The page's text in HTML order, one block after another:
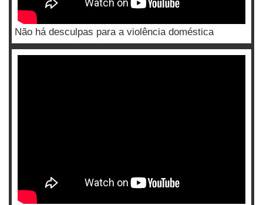
Não há desculpas para a violência doméstica